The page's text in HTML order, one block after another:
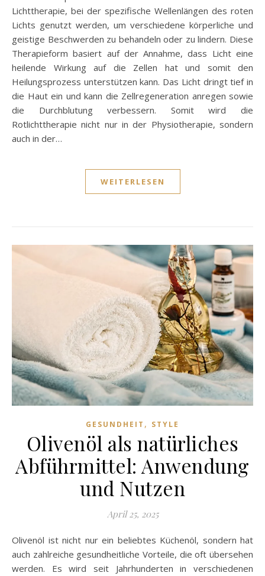
Lichttherapie, bei der spezifische Wellenlängen des roten
Lichts genutzt werden, um verschiedene körperliche und
geistige Beschwerden zu behandeln oder zu lindern. Diese
Therapieform basiert auf der Annahme, dass Licht eine
heilende Wirkung auf die Zellen hat und somit den
Heilungsprozess unterstützen kann. Das Licht dringt tief in
die Haut ein und kann die Zellregeneration anregen sowie
die Durchblutung verbessern. Somit wird die
Rotlichttherapie nicht nur in der Physiotherapie, sondern
auch in der…
WEITERLESEN
GESUNDHEIT , STYLE
Olivenöl als natürliches
Abführmittel: Anwendung
und Nutzen
April 25, 2025
Olivenöl ist nicht nur ein beliebtes Küchenöl, sondern hat
auch zahlreiche gesundheitliche Vorteile, die oft übersehen
werden. Es wird seit Jahrhunderten in verschiedenen